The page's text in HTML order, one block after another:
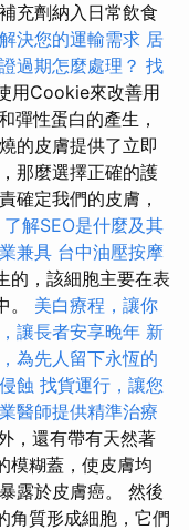
充劑納入日常飲食
決您的運輸需求 居
過期怎麼處理？ 找
用Cookie來改善用
彈性蛋白的產生，
的皮膚提供了立即
那麼選擇正確的護
確定我們的皮膚，
了解SEO是什麼及其
兼具 台中油壓按摩
的，該細胞主要在表
。 美白療程，讓你
讓長者安享晚年 新
為先人留下永恆的
蝕 找貨運行，讓您
醫師提供精準治療
，還有帶有天然著
模糊蓋，使皮膚均
露於皮膚癌。 然後
角質形成細胞，它們